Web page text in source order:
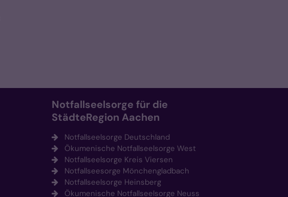
Notfallseelsorge für die
StädteRegion Aachen
Notfallseelsorge Deutschland
Ökumenische Notfallseelsorge West
Notfallseelsorge Kreis Viersen
Notfallseesorge Mönchengladbach
Notfallseelsorge Heinsberg
Ökumenische Notfallseelsorge Neuss